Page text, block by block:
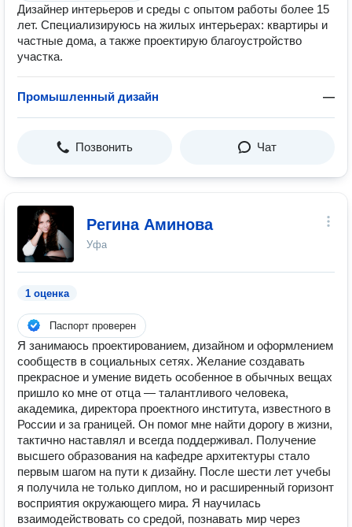
Дизайнер интерьеров и среды с опытом работы более 15
лет. Специализируюсь на жилых интерьерах: квартиры и
частные дома, а также проектирую благоустройство
участка.
Промышленный дизайн —
Позвонить Чат
Регина Аминова
Уфа
1 оценка
Паспорт проверен
Я занимаюсь проектированием, дизайном и оформлением
сообществ в социальных сетях. Желание создавать
прекрасное и умение видеть особенное в обычных вещах
пришло ко мне от отца — талантливого человека,
академика, директора проектного института, известного в
России и за границей. Он помог мне найти дорогу в жизни,
тактично наставлял и всегда поддерживал. Получение
высшего образования на кафедре архитектуры стало
первым шагом на пути к дизайну. После шести лет учебы
я получила не только диплом, но и расширенный горизонт
восприятия окружающего мира. Я научилась
взаимодействовать со средой, познавать мир через